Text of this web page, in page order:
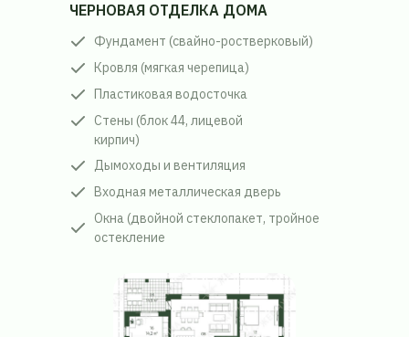
ЧЕРНОВАЯ ОТДЕЛКА ДОМА
Фундамент (свайно-ростверковый)
Кровля (мягкая черепица)
Стены (блок 44, лицевой
кирпич)
Пластиковая водосточка
Дымоходы и вентиляция
Входная металлическая дверь
Окна (двойной стеклопакет, тройное
остекление